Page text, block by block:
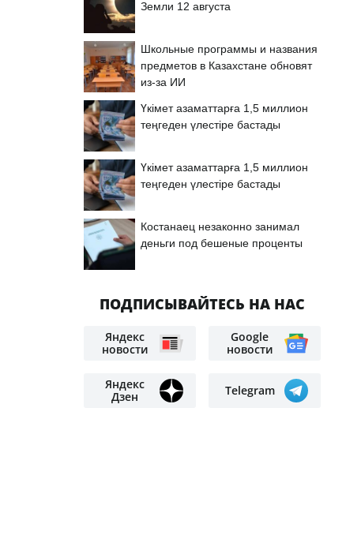
Земли 12 августа
Школьные программы и названия
предметов в Казахстане обновят
из-за ИИ
Үкімет азаматтарға 1,5 миллион
теңгеден үлестіре бастады
Үкімет азаматтарға 1,5 миллион
теңгеден үлестіре бастады
Костанаец незаконно занимал
деньги под бешеные проценты
ПОДПИСЫВАЙТЕСЬ НА НАС
Яндекс
новости
Google
новости
Яндекс
Дзен
Telegram